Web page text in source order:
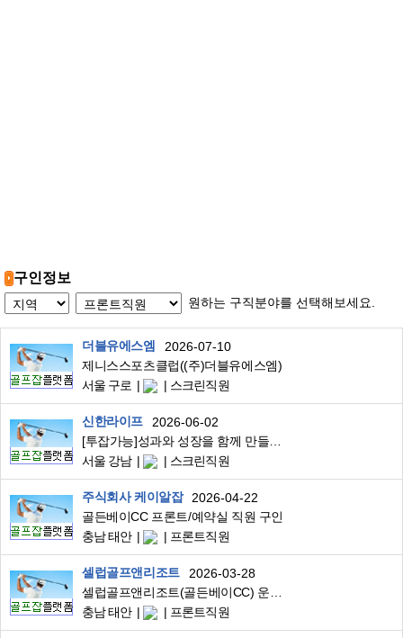
구인정보
원하는 구직분야를 선택해보세요.
더블유에스엠
2026-07-10
제니스스포츠클럽((주)더블유에스엠)
서울 구로
스크린직원
신한라이프
2026-06-02
서울 강남
스크린직원
주식회사 케이알잡
2026-04-22
골든베이CC 프론트/예약실 직원 구인
충남 태안
프론트직원
셀럽골프앤리조트
2026-03-28
충남 태안
프론트직원